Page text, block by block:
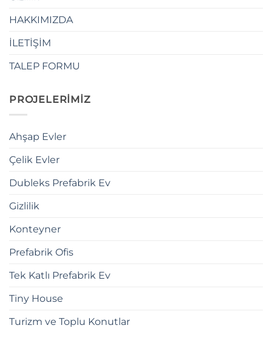
HAKKIMIZDA
İLETİŞİM
TALEP FORMU
PROJELERİMİZ
Ahşap Evler
Çelik Evler
Dubleks Prefabrik Ev
Gizlilik
Konteyner
Prefabrik Ofis
Tek Katlı Prefabrik Ev
Tiny House
Turizm ve Toplu Konutlar